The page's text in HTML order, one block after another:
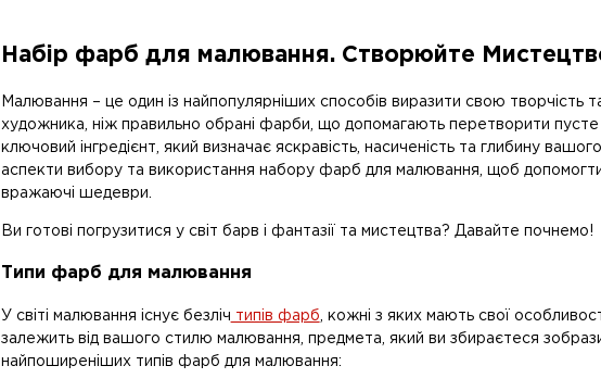
Набір фарб для малювання. Створюйте
Малювання – це один із найпопулярніших способів виразити свою творчість
художника, ніж правильно обрані фарби, що допомагають перетворити
ключовий інгредієнт, який визначає яскравість, насиченість та глибину
аспекти вибору та використання набору фарб для малювання, щоб
вражаючі шедеври.
Ви готові погрузитися у світ барв і фантазії та мистецтва? Давайте почнемо!
Типи фарб для малювання
У світі малювання існує безліч типів фарб , кожні з яких мають свої
залежить від вашого стилю малювання, предмета, який ви збираєтеся
найпоширеніших типів фарб для малювання: